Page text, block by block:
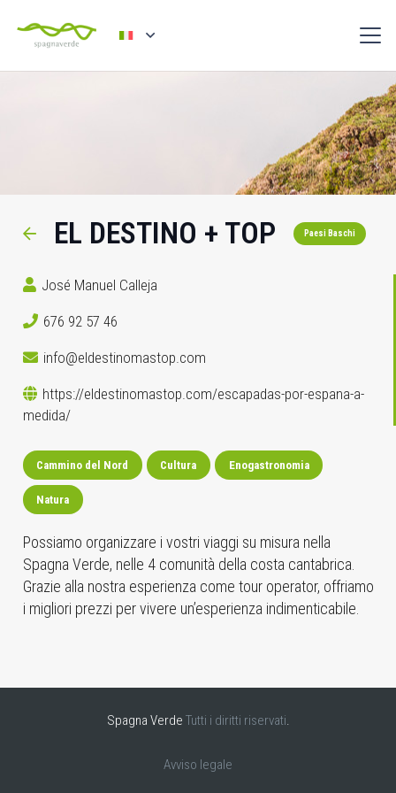
EL DESTINO + TOP Paesi Baschi
José Manuel Calleja
676 92 57 46
info@eldestinomastop.com
https://eldestinomastop.com/escapadas-por-espana-a-
medida/
Cammino del Nord Cultura Enogastronomia
Natura
Possiamo organizzare i vostri viaggi su misura nella
Spagna Verde, nelle 4 comunità della costa cantabrica.
Grazie alla nostra esperienza come tour operator, offriamo
i migliori prezzi per vivere un’esperienza indimenticabile.
Spagna Verde Tutti i diritti riservati.
Avviso legale